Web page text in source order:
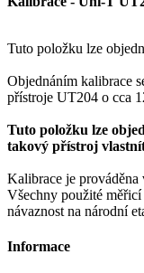
Tuto položku lze
Objednáním kalibrace
přístroje UT204 o cca
Tuto položku lze
takový přístroj
Kalibrace je prováděna
Všechny použité měřicí
návaznost na národní
Informace